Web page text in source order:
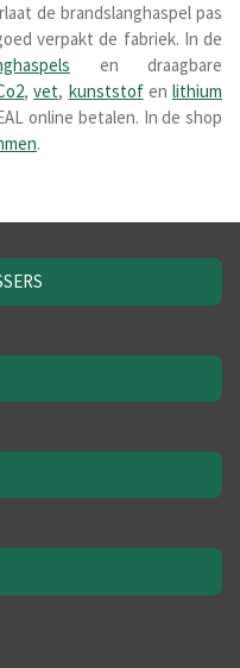
de brandslanghaspel pas
verpakt de fabriek. In de
en draagbare
,vet, kunststof en lithium
online betalen. In de shop
.